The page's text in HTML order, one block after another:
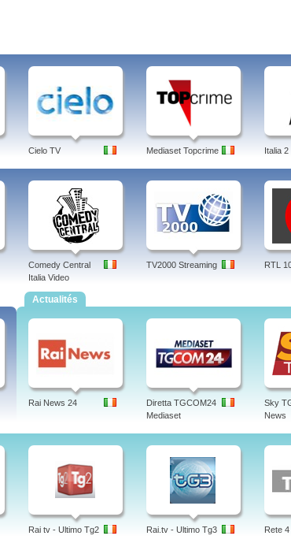
Cielo TV Mediaset Topcrime Italia 2
Comedy Central
Italia Video
TV2000 Streaming RTL
Actualités
Rai News 24
Diretta TGCOM24
Mediaset
Sky
News
Rai tv - Ultimo Tg2 Rai.tv - Ultimo Tg3 Rete